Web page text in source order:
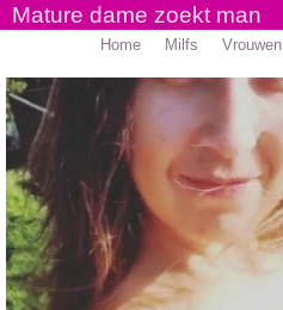
Mature dame zoekt man
Home Milfs Vrouwen